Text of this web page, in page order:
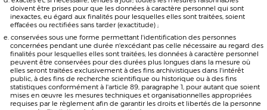
le traitement est nécessaire à l'exécution d'une mission d'intérêt public ou
relevant de l'exercice de l'autorité publique dont est investi le responsable du
traitement ;
le traitement est nécessaire aux fins des intérêts légitimes poursuivis par le
responsable du traitement ou par un tiers, à moins que ne prévalent les
intérêts ou les libertés et droits fondamentaux de la personne concernée qui
exigent une protection des données à caractère personnel, notamment
lorsque la personne concernée est un enfant.
Pour les résidents de l’État de Californie, cette politique de confidentialité vise à
se conformer à la California Consumer Privacy Act (CCPA). S’il y a des
incohérences entre ce document et la CCPA, la législation de l’État s’appliquera.
Si nous constatons des incohérences, nous modifierons notre politique pour
nous conformer à la loi pertinente.
Consentement